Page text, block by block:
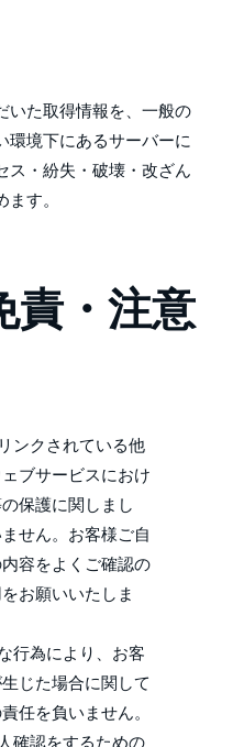
いた取得情報を、一般の
環境下にあるサーバーに
ス・紛失・破壊・改ざん
す。
責・注意
ンクされている他
ブサービスにおけ
保護に関しまし
せん。お客様ご自
容をよくご確認の
お願いいたしま
行為により、お客
じた場合に関して
任を負いません。
確認をするための